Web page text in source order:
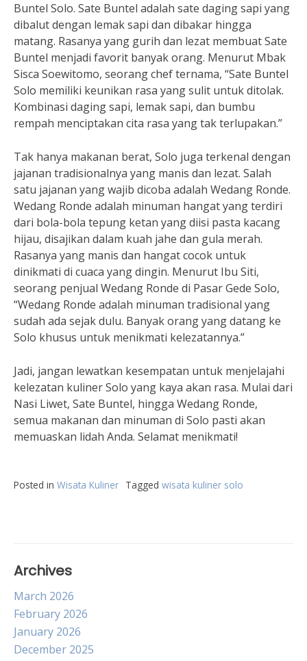
Buntel Solo. Sate Buntel adalah sate daging sapi yang
dibalut dengan lemak sapi dan dibakar hingga
matang. Rasanya yang gurih dan lezat membuat Sate
Buntel menjadi favorit banyak orang. Menurut Mbak
Sisca Soewitomo, seorang chef ternama, “Sate Buntel
Solo memiliki keunikan rasa yang sulit untuk ditolak.
Kombinasi daging sapi, lemak sapi, dan bumbu
rempah menciptakan cita rasa yang tak terlupakan.”
Tak hanya makanan berat, Solo juga terkenal dengan
jajanan tradisionalnya yang manis dan lezat. Salah
satu jajanan yang wajib dicoba adalah Wedang Ronde.
Wedang Ronde adalah minuman hangat yang terdiri
dari bola-bola tepung ketan yang diisi pasta kacang
hijau, disajikan dalam kuah jahe dan gula merah.
Rasanya yang manis dan hangat cocok untuk
dinikmati di cuaca yang dingin. Menurut Ibu Siti,
seorang penjual Wedang Ronde di Pasar Gede Solo,
“Wedang Ronde adalah minuman tradisional yang
sudah ada sejak dulu. Banyak orang yang datang ke
Solo khusus untuk menikmati kelezatannya.”
Jadi, jangan lewatkan kesempatan untuk menjelajahi
kelezatan kuliner Solo yang kaya akan rasa. Mulai dari
Nasi Liwet, Sate Buntel, hingga Wedang Ronde,
semua makanan dan minuman di Solo pasti akan
memuaskan lidah Anda. Selamat menikmati!
Posted in Wisata Kuliner Tagged wisata kuliner solo
Archives
March 2026
February 2026
January 2026
December 2025